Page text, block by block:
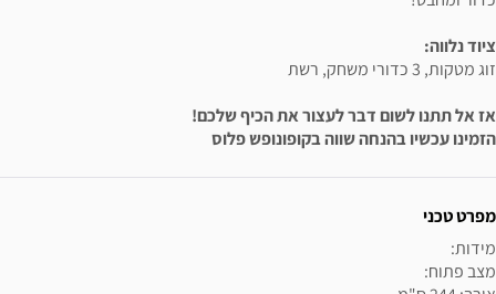
ציוד נלווה:
זוג מטקות, 3 כדורי משחק, רשת
אז אל תתנו לשום דבר לעצור את הכיף שלכם!
הזמינו עכשיו בהנחה שווה בקופונופש פלוס
מפרט טכני